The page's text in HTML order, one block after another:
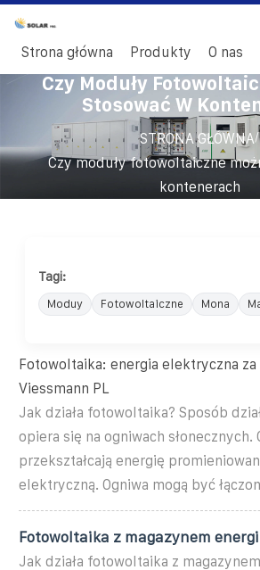
Strona główna Produkty O nas
Czy Moduły
Stosować W
STRONA GŁÓWNA/
Czy moduły fotowoltaiczne
kontenerach
Tagi:
Moduy Fotowoltaiczne Mona
Fotowoltaika: energia elektryczna za
Viessmann PL
Jak działa fotowoltaika? Sposób
opiera się na ogniwach słonecznych.
przekształcają energię
elektryczną. Ogniwa mogą być
Fotowoltaika z magazynem
Jak działa fotowoltaika z